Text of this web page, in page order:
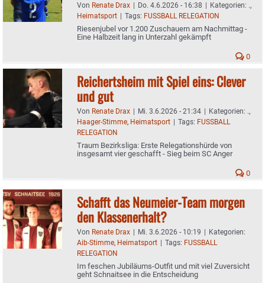
Von Renate Drax | Do. 4.6.2026 - 16:38 | Kategorien: .,
Heimatsport | Tags: FUSSBALL RELEGATION
Riesenjubel vor 1.200 Zuschauern am Nachmittag -
Eine Halbzeit lang in Unterzahl gekämpft
0
Reichertsheim mit Spiel eins: Clever
und gut
Von Renate Drax | Mi. 3.6.2026 - 21:34 | Kategorien: .,
Haager-Stimme, Heimatsport | Tags: FUSSBALL
RELEGATION
Traum Bezirksliga: Erste Relegationshürde von
insgesamt vier geschafft - Sieg beim SC Anger
0
Schafft das Neumeier-Team morgen
den Klassenerhalt?
Von Renate Drax | Mi. 3.6.2026 - 10:19 | Kategorien:
Aib-Stimme, Heimatsport | Tags: FUSSBALL
RELEGATION
Im feschen Jubiläums-Outfit und mit viel Zuversicht
geht Schnaitsee in die Entscheidung